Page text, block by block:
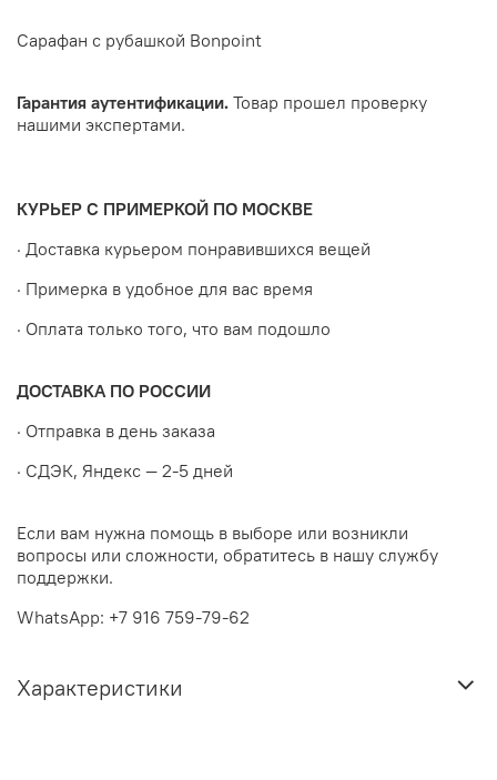
Сарафан с рубашкой Bonpoint
Гарантия аутентификации. Товар прошел проверку
нашими экспертами.
КУРЬЕР С ПРИМЕРКОЙ ПО МОСКВЕ
· Доставка курьером понравившихся вещей
· Примерка в удобное для вас время
· Оплата только того, что вам подошло
ДОСТАВКА ПО РОССИИ
· Отправка в день заказа
· СДЭК, Яндекс — 2-5 дней
Если вам нужна помощь в выборе или возникли
вопросы или сложности, обратитесь в нашу службу
поддержки.
WhatsApp: +7 916 759-79-62
Характеристики